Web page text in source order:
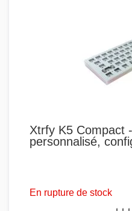
Xtrfy K5 Compact
personnalisé,
En rupture de stock